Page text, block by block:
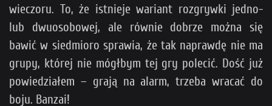
wieczoru. To, że istnieje wariant rozgrywki jedno-
lub dwuosobowej, ale równie dobrze można się
bawić w siedmioro sprawia, że tak naprawdę nie ma
grupy, której nie mógłbym tej gry polecić. Dość już
powiedziałem – grają na alarm, trzeba wracać do
boju. Banzai!